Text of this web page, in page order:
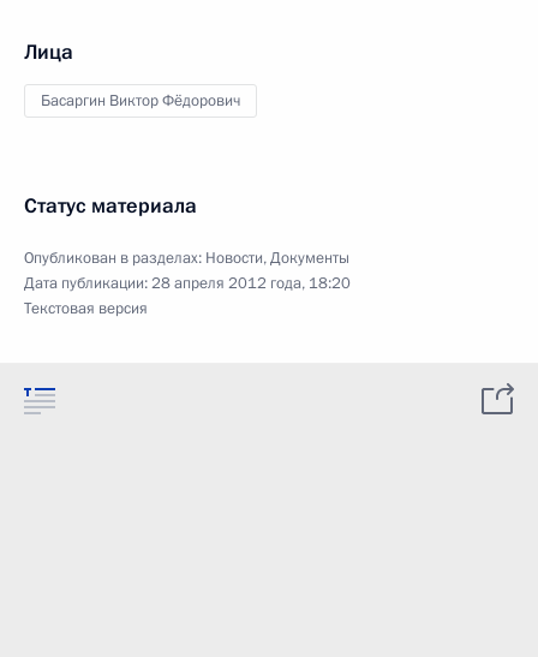
Лица
Басаргин Виктор Фёдорович
Статус материала
Опубликован в разделах: Новости,Документы
Дата публикации:28 апреля 2012 года, 18:20
Текстовая версия